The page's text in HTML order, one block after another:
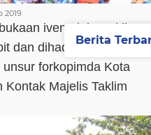
2019
iven oleh Wakil
dan dihadiri Walikota
forkopimda Kota
Kontak Majelis Taklim
Berita